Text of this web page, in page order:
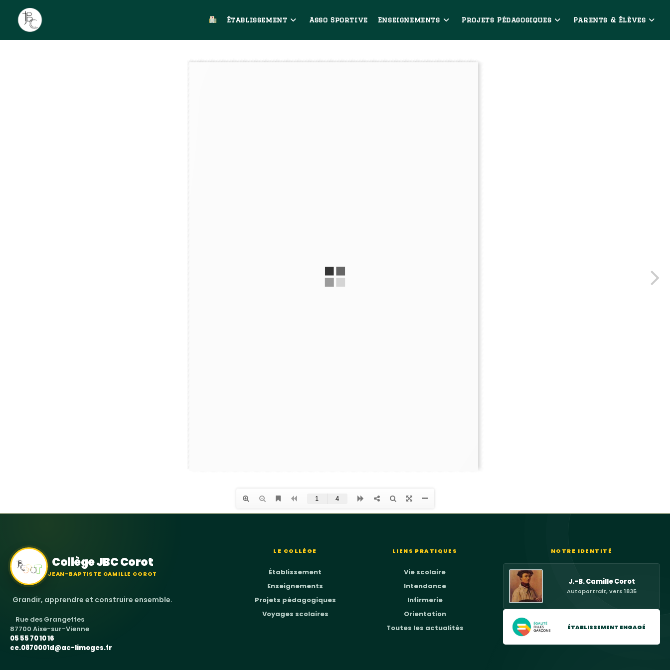
Établissement Asso Sportive Enseignements Projets Pédagogiques Parents & Élèves
Collège JBC Corot
JEAN-BAPTISTE CAMILLE COROT
Grandir, apprendre et construire ensemble.
Rue des Grangettes
87700 Aixe-sur-Vienne
05 55 70 10 16
ce.0870001d@ac-limoges.fr
LE COLLÈGE
Établissement
Enseignements
Projets pédagogiques
Voyages scolaires
LIENS PRATIQUES
Vie scolaire
Intendance
Infirmerie
Orientation
Toutes les actualités
NOTRE IDENTITÉ
J.-B. Camille Corot
Autoportrait, vers 1835
ÉTABLISSEMENT ENGAGÉ